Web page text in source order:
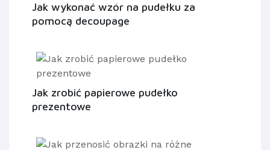
Jak wykonać wzór na pudełku za
pomocą decoupage
Jak zrobić papierowe pudełko
prezentowe